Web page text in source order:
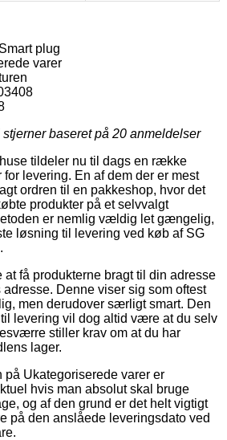
plug
varer
stjerner baseret på 20 anmeldelser
tildeler nu til dags en række
levering. En af dem der er mest
ordren til en pakkeshop, hvor det
produkter på et selvvalgt
er nemlig vældig let gængelig,
løsning til levering ved køb af SG
at få produkterne bragt til din adresse
Denne viser sig som oftest
men derudover særligt smart. Den
levering vil dog altid være at du selv
stiller krav om at du har
lager.
på Ukategoriserede varer er
hvis man absolut skal bruge
og af den grund er det helt vigtigt
på den anslåede leveringsdato ved